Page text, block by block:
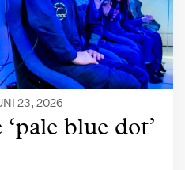
blue dot’
23, 2026